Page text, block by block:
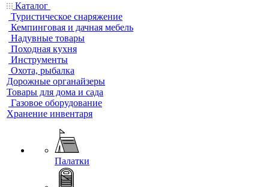
Каталог
Туристическое снаряжение
Кемпинговая и дачная мебель
Надувные товары
Походная кухня
Инструменты
Охота, рыбалка
Дорожные органайзеры
Товары для дома и сада
Газовое оборудование
Хранение инвентаря
Палатки